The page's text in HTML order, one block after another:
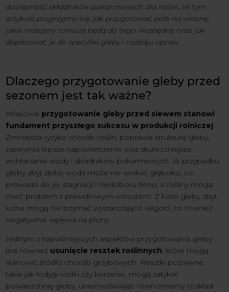
dostępność składników pokarmowych dla roślin. W tym
artykule przyjrzyjmy się, jak przygotować pole na wiosnę,
jakie maszyny rolnicze będą do tego niezbędne oraz jak
dopasować je do specyfiki gleby i rodzaju upraw.
Dlaczego przygotowanie gleby przed
sezonem jest tak ważne?
Właściwe przygotowanie gleby przed siewem stanowi
fundament przyszłego sukcesu w produkcji rolniczej.
Zmniejsza ryzyko chorób roślin, poprawia strukturę gleby,
zapewnia lepsze napowietrzenie oraz skuteczniejsze
wchłanianie wody i składników pokarmowych. W przypadku
gleby zbyt zbitej woda może nie wnikać głęboko, co
prowadzi do jej stagnacji i niedoboru tlenu, a rośliny mogą
mieć problem z prawidłowym wzrostem. Z kolei gleby zbyt
luźne mogą nie trzymać wystarczająco wilgoci, co również
negatywnie wpływa na plony.
Jednym z najważniejszych aspektów przygotowania gleby
jest również usunięcie resztek roślinnych, które mogą
stanowić źródło chorób grzybowych. Resztki pożniwne,
takie jak łodygi roślin czy korzenie, mogą zatykać
powierzchnię gleby, uniemożliwiając równomierny rozkład